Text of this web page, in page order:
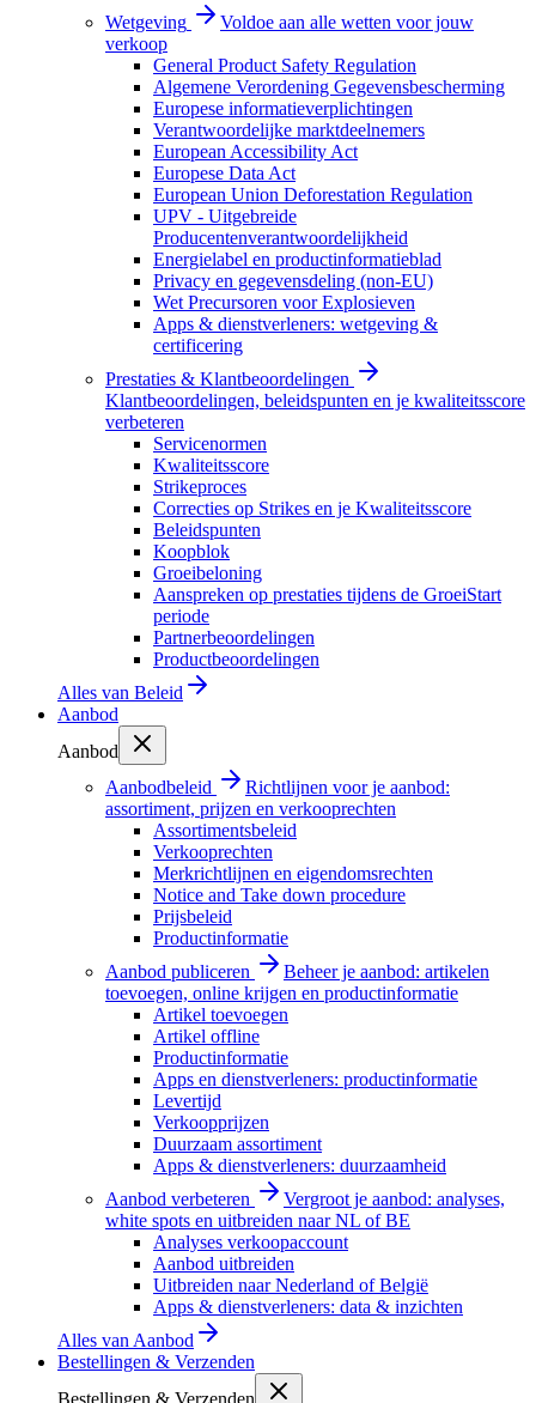
Wetgeving
Voldoe aan alle wetten voor jouw
verkoop
General Product Safety Regulation
Algemene Verordening Gegevensbescherming
Europese informatieverplichtingen
Verantwoordelijke marktdeelnemers
European Accessibility Act
Europese Data Act
European Union Deforestation Regulation
UPV - Uitgebreide
Producentenverantwoordelijkheid
Energielabel en productinformatieblad
Privacy en gegevensdeling (non-EU)
Wet Precursoren voor Explosieven
Apps & dienstverleners: wetgeving &
certificering
Prestaties & Klantbeoordelingen
Klantbeoordelingen, beleidspunten en je kwaliteitsscore
verbeteren
Servicenormen
Kwaliteitsscore
Strikeproces
Correcties op Strikes en je Kwaliteitsscore
Beleidspunten
Koopblok
Groeibeloning
Aanspreken op prestaties tijdens de GroeiStart
periode
Partnerbeoordelingen
Productbeoordelingen
Alles van Beleid
Aanbod
Aanbod
Aanbodbeleid
Richtlijnen voor je aanbod:
assortiment, prijzen en verkooprechten
Assortimentsbeleid
Verkooprechten
Merkrichtlijnen en eigendomsrechten
Notice and Take down procedure
Prijsbeleid
Productinformatie
Aanbod publiceren
Beheer je aanbod: artikelen
toevoegen, online krijgen en productinformatie
Artikel toevoegen
Artikel offline
Productinformatie
Apps en dienstverleners: productinformatie
Levertijd
Verkoopprijzen
Duurzaam assortiment
Apps & dienstverleners: duurzaamheid
Aanbod verbeteren
Vergroot je aanbod: analyses,
white spots en uitbreiden naar NL of BE
Analyses verkoopaccount
Aanbod uitbreiden
Uitbreiden naar Nederland of België
Apps & dienstverleners: data & inzichten
Alles van Aanbod
Bestellingen & Verzenden
Bestellingen & Verzenden